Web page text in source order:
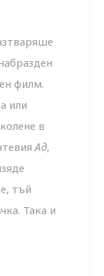
филм.
или
в
Ад,
тъй
Така и